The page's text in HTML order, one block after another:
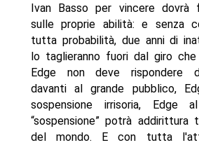
Ivan Basso per vincere dovrà
sulle proprie abilità: e senza
tutta probabilità, due anni di
lo taglieranno fuori dal giro
Edge non deve rispondere
davanti al grande pubblico,
sospensione irrisoria, Edge
“sospensione” potrà addirittura
del mondo. E con tutta